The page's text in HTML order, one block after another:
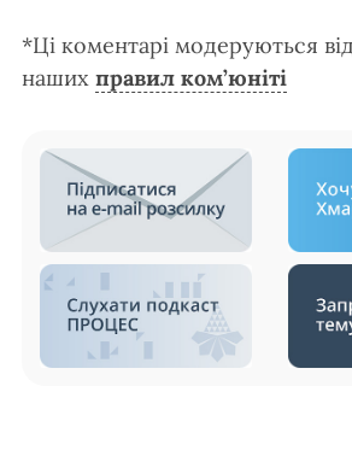
*Ці коментарі модеруються
наших правил ком’юніті